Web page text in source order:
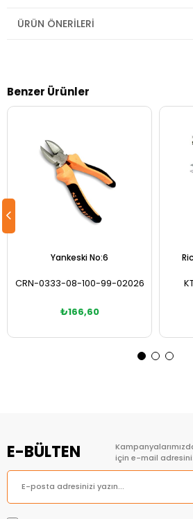
ÜRÜN ÖNERILERI
Benzer Ürünler
Yankeski No:6
CRN-0333-08-100-99-02026
₺166,60
E-BÜLTEN
için e-mail